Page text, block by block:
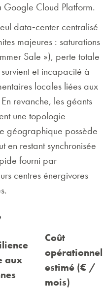
Cloud Platform.
data‑center centralisé
majeures : saturations
Sale »), perte totale
et incapacité à
locales liées aux
revanche, les géants
une topologie
géographique possède
en restant synchronisée
fourni par
centres énergivores
aux
Coût
opérationnel
estimé (€ /
mois)